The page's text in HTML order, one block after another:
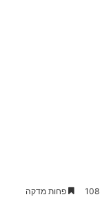
108 פחות מדקה